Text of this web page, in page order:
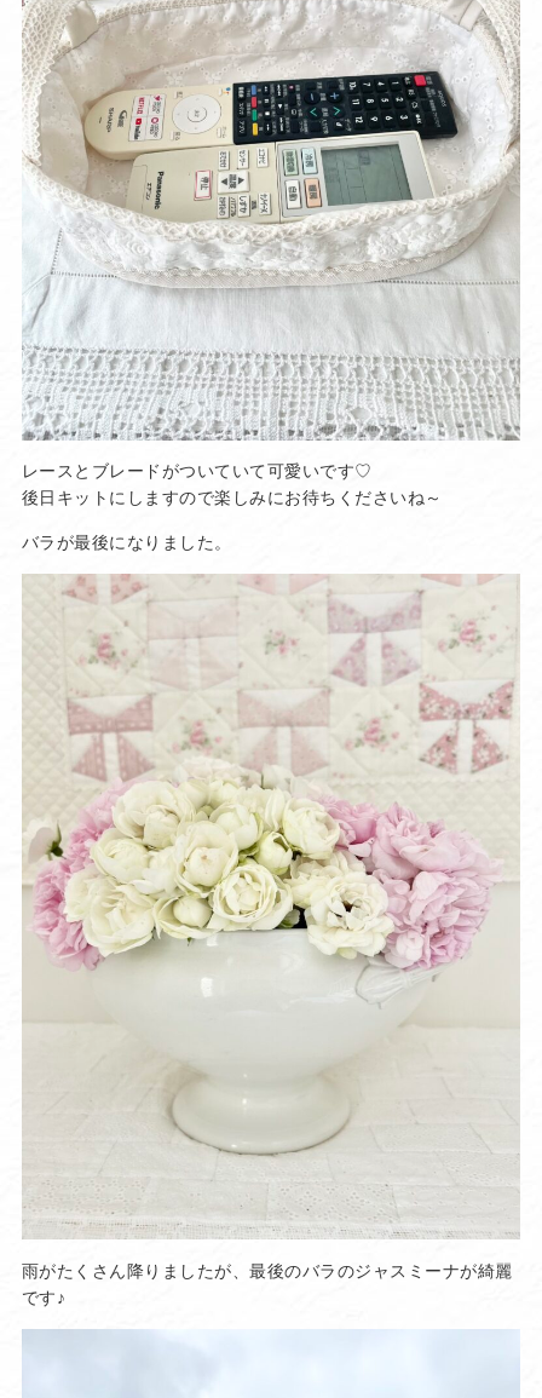
レースとブレードがついていて可愛いです♡
後日キットにしますので楽しみにお待ちくださいね～
バラが最後になりました。
雨がたくさん降りましたが、最後のバラのジャスミーナが綺麗
です♪